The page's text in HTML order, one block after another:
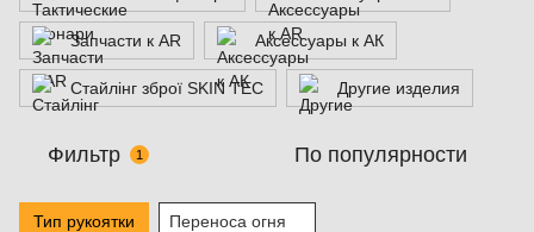
Запчасти к AR Аксессуары к АК
Стайлінг зброї SKIN TEC Другие изделия
Фильтр 1 По популярности
Тип рукоятки Переноса огня